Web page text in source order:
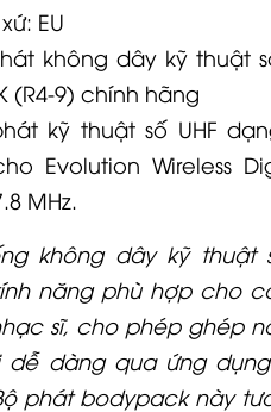
EU
không dây kỹ thuật
(R4-9) chính hãng
kỹ thuật số UHF
Evolution Wireless
MHz.
không dây kỹ thuật
năng phù hợp cho
sĩ, cho phép ghép
dễ dàng qua ứng dụng
phát bodypack này